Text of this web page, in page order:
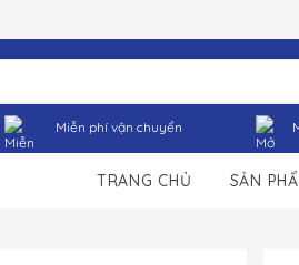
Miễn phí vận chuyển
TRANG CHỦ SẢN